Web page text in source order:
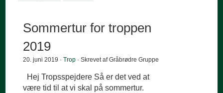
Sommertur for troppen
2019
20. juni 2019 ·Trop · Skrevet af Gråbrødre Gruppe
Hej Tropsspejdere Så er det ved at
være tid til at vi skal på sommertur.